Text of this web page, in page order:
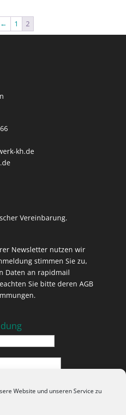
Website und unseren Service zu
← 1 2
kh.de
Vereinbarung.
Newsletter nutzen wir
stimmen Sie zu,
Daten an rapidmail
Sie bitte deren AGB
.